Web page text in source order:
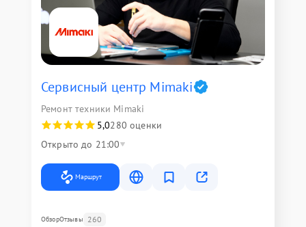
Сервисный центр Mimaki
Ремонт техники Mimaki
5,0280 оценки
Открыто до 21:00
Маршрут
ОбзорОтзывы 260